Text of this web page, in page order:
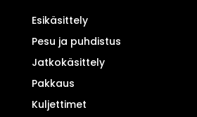
Esikäsittely
Pesu ja puhdistus
Jatkokäsittely
Pakkaus
Kuljettimet